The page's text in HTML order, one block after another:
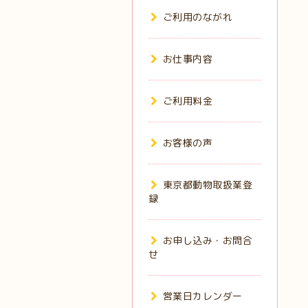
ご利用のながれ
お仕事内容
ご利用料金
お客様の声
東京都動物取扱業登
録
お申し込み・お問合
せ
営業日カレンダー